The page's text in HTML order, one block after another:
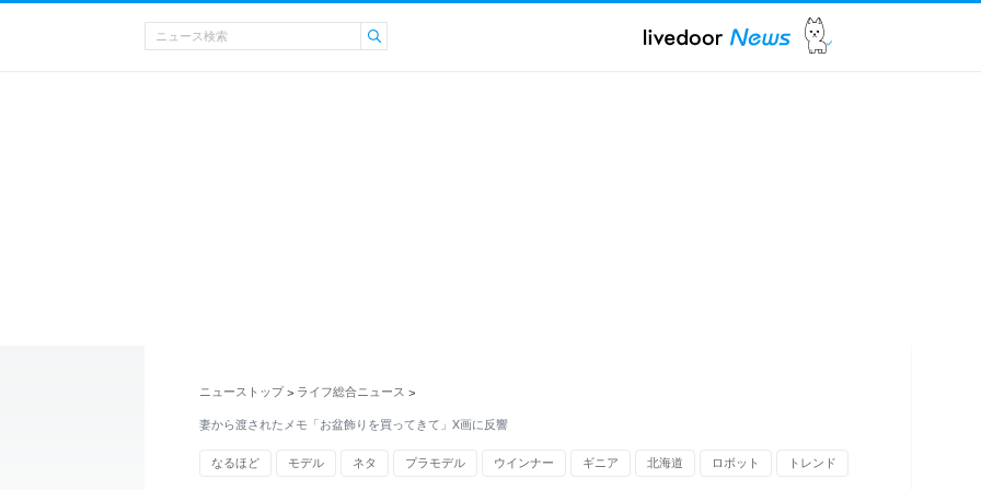
ニューストップ > ライフ総合ニュース >
妻から渡されたメモ「お盆飾りを買ってきて」X画に反響
なるほど モデル ネタ プラモデル ウインナー ギニア 北海道 ロボット トレンド